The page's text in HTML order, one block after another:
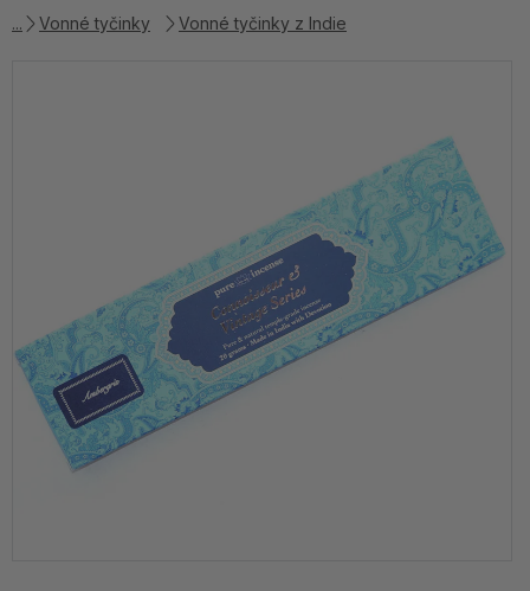
Vonné tyčinky Vonné tyčinky z Indie